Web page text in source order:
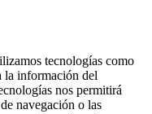
tecnologías como
la información del
nos permitirá
navegación o las